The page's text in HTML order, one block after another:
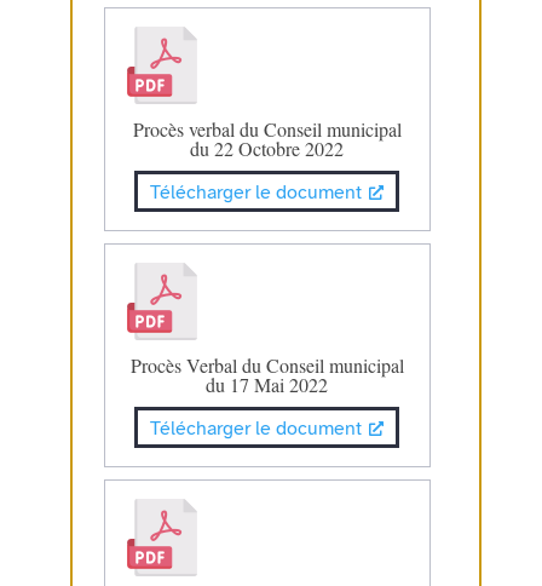
Procès verbal du Conseil municipal
du 22 Octobre 2022
Télécharger le document
Procès Verbal du Conseil municipal
du 17 Mai 2022
Télécharger le document